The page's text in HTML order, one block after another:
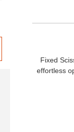
Fixed
effortless